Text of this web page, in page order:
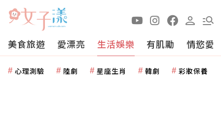
美食旅遊 愛漂亮 生活娛樂 有肌勵 情慾愛
心理測驗 陸劇 星座生肖 韓劇 彩妝保養